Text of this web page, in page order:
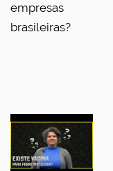
empresas
brasileiras?